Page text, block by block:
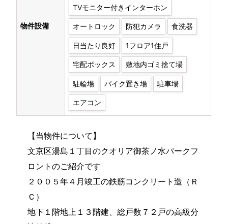
物件設備
TVモニター付きインターホン
オートロック 防犯カメラ 食洗器
日当たり良好 1フロア1住戸
宅配ボックス 敷地内ゴミ捨て場
駐輪場 バイク置き場 駐車場
エアコン
【当物件について】
文京区湯島１丁目のクオリア御茶ノ水パークフ
ロントのご紹介です
２００５年４月竣工の鉄筋コンクリート造（Ｒ
Ｃ）
地下１階地上１３階建、総戸数７２戸の高級分